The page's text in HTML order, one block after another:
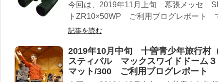
今回は、2019年11月上旬 幕張メッセ
トZR10×50WP ご利用ブログレポート
記事を読む
2019年10月中旬 十曽青少年旅行村
スティバル マックスワイドドーム
マット/300 ご利用ブログレポート